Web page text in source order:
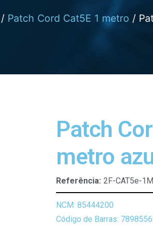
/ Patch Cord Cat5E 1 metro /
Patch
metro
Referência: 2F-CAT5e-
NCM: 85444200
Código de Barras: